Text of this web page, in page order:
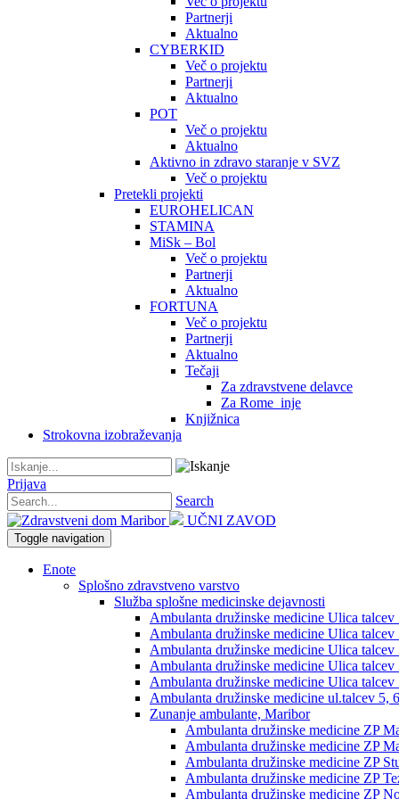
Partnerji
Aktualno
CYBERKID
Več o projektu
Partnerji
Aktualno
POT
Več o projektu
Aktualno
Aktivno in zdravo staranje v SVZ
Več o projektu
Pretekli projekti
EUROHELICAN
STAMINA
MiSk – Bol
Več o projektu
Partnerji
Aktualno
FORTUNA
Več o projektu
Partnerji
Aktualno
Tečaji
Za zdravstvene delavce
Za Rome_inje
Knjižnica
Strokovna izobraževanja
Prijava
Search
UČNI ZAVOD
Toggle navigation
Enote
Splošno zdravstveno varstvo
Služba splošne medicinske dejavnosti
Ambulanta družinske medicine Ulica
Ambulanta družinske medicine Ulica talcev
Ambulanta družinske medicine Ulica talcev
Ambulanta družinske medicine Ulica talcev
Ambulanta družinske medicine Ulica talcev
Ambulanta družinske medicine ul.talcev 5,
Zunanje ambulante, Maribor
Ambulanta družinske medicine ZP
Ambulanta družinske medicine ZP
Ambulanta družinske medicine ZP
Ambulanta družinske medicine ZP
Ambulanta družinske medicine ZP